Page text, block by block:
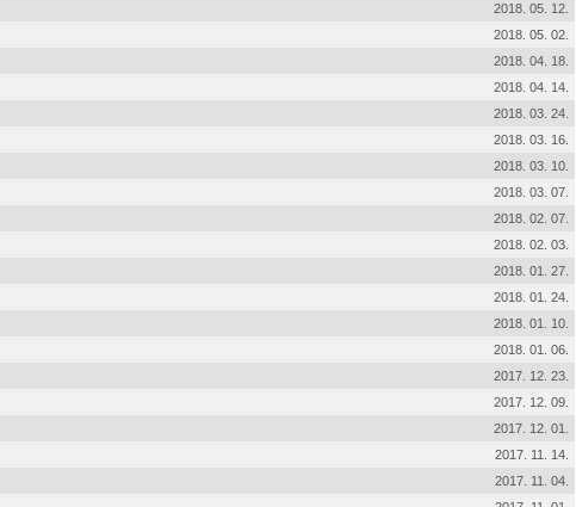
2018. 05. 12.
2018. 05. 02.
2018. 04. 18.
2018. 04. 14.
2018. 03. 24.
2018. 03. 16.
2018. 03. 10.
2018. 03. 07.
2018. 02. 07.
2018. 02. 03.
2018. 01. 27.
2018. 01. 24.
2018. 01. 10.
2018. 01. 06.
2017. 12. 23.
2017. 12. 09.
2017. 12. 01.
2017. 11. 14.
2017. 11. 04.